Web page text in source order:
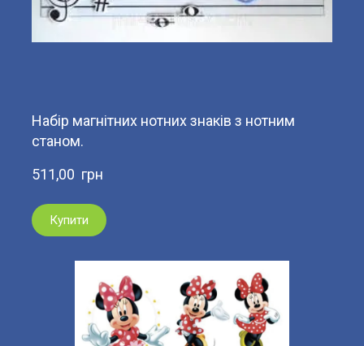
Набір магнітних нотних знаків з нотним
станом.
511,00  грн
Купити